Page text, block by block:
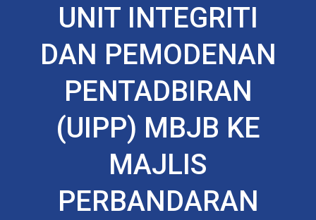
UNIT INTEGRITI
DAN PEMODENAN
PENTADBIRAN
(UIPP) MBJB KE
MAJLIS
PERBANDARAN